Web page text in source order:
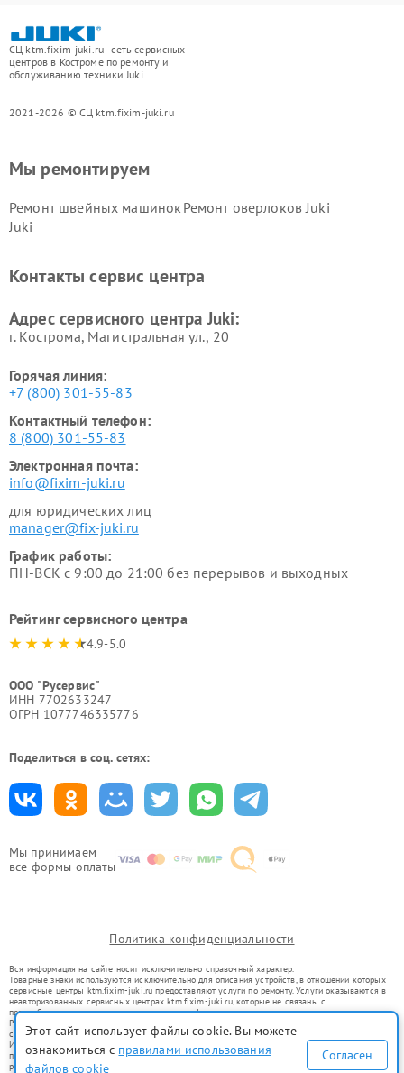
СЦ ktm.fixim-juki.ru - сеть сервисных
центров в Костроме по ремонту и
обслуживанию техники Juki
2021-2026 © СЦ ktm.fixim-juki.ru
Мы принимаем
все формы оплаты
Мы ремонтируем
Ремонт швейных машинок
Juki
Ремонт оверлоков Juki
Контакты сервис центра
Адрес сервисного центра Juki:
г. Кострома, Магистральная ул., 20
Горячая линия:
+7 (800) 301-55-83
Контактный телефон:
8 (800) 301-55-83
Электронная почта:
info@fixim-juki.ru
для юридических лиц
manager@fix-juki.ru
График работы:
ПН-ВСК с 9:00 до 21:00 без перерывов и выходных
Рейтинг сервисного центра
4.9-5.0
ООО "Русервис"
ИНН 7702633247
ОГРН 1077746335776
Поделиться в соц. сетях:
Политика конфиденциальности
Вся информация на сайте носит исключительно справочный характер.
Товарные знаки используются исключительно для описания устройств, в отношении которых
сервисные центры ktm.fixim-juki.ru предоставляют услуги по ремонту. Услуги оказываются в
неавторизованных сервисных центрах ktm.fixim-juki.ru, которые не связаны с
правообладателями товарных знаков или их официальными представителями.
Ремонт осуществляется для устройств, уже введенных в гражданский оборот в соответствии
со статьей 1487 ГК РФ.
Использование товарных знаков не преследует цели индивидуализации услуг или введения
потребителей в заблуждение, а служит для информирования о предоставляемых услугах по
ремонту техники указанных брендов.
Этот сайт использует файлы cookie. Вы можете
ознакомиться с правилами использования
файлов cookie
Согласен